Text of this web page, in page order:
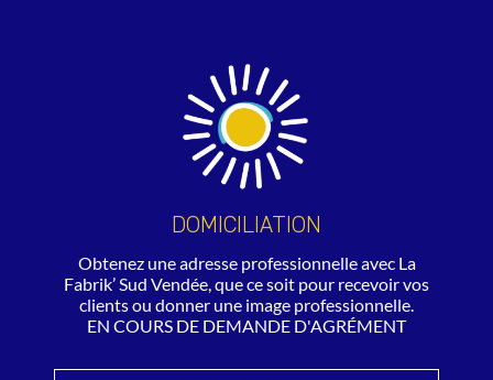
DOMICILIATION
Obtenez une adresse professionnelle avec La
Fabrik’ Sud Vendée, que ce soit pour recevoir vos
clients ou donner une image professionnelle.
EN COURS DE DEMANDE D'AGRÉMENT